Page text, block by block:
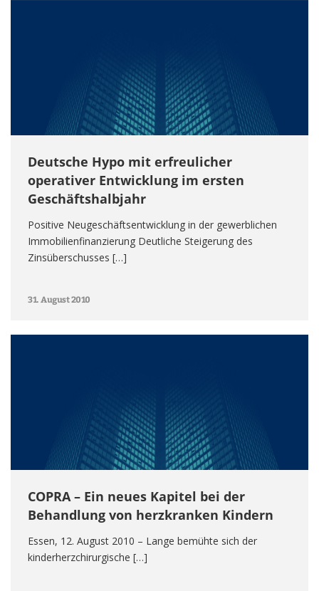
Deutsche Hypo mit erfreulicher
operativer Entwicklung im ersten
Geschäftshalbjahr
Positive Neugeschäftsentwicklung in der gewerblichen
Immobilienfinanzierung Deutliche Steigerung des
Zinsüberschusses […]
31. August 2010
COPRA – Ein neues Kapitel bei der
Behandlung von herzkranken Kindern
Essen, 12. August 2010 – Lange bemühte sich der
kinderherzchirurgische […]